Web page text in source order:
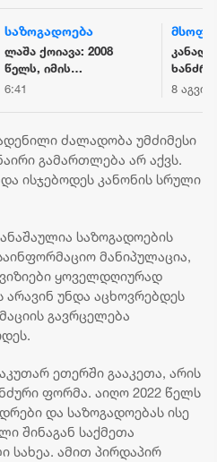
საზოგადოება
ლაშა ქოიავა: 2008
წელს, იმის
მიუხედავად რომ
ჩაცმულ-დახურული,
კარგადაც
იკვებებოდა, ჯარი
იყო სავალალო
რომელიც
ოქრუაშვილმა
ჩაატარა,
მიმართული იყო
ჯარის
დემორალიზაციაზე
და ჯარისკაცის
6:41 8
ძალადობა უმძიმესი
გამართლება არ აქვს.
ისჯებოდეს კანონის სრული
საზოგადოების
მანიპულაცია,
ყოველდღიურად
უნდა აცხოვრებდეს
გავრცელება
ეთერში გააკეთა, არის
ფორმა. აიღო 2022 წელს
და საზოგადოებას ისე
შინაგან საქმეთა
სახეა. ამით პირდაპირ